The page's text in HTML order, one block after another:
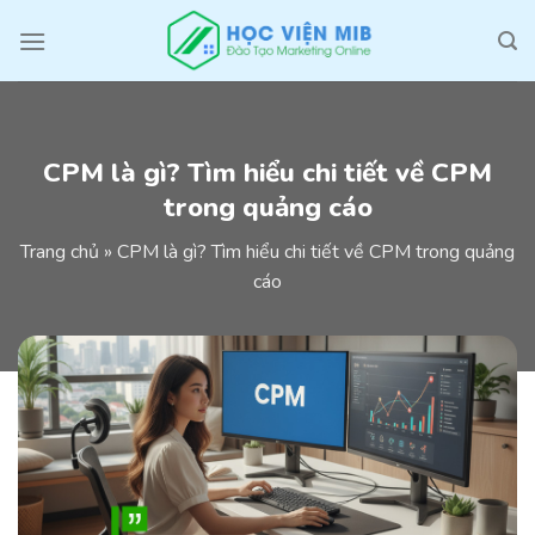
CPM là gì? Tìm hiểu chi tiết về CPM
trong quảng cáo
Trang chủ » CPM là gì? Tìm hiểu chi tiết về CPM trong quảng
cáo